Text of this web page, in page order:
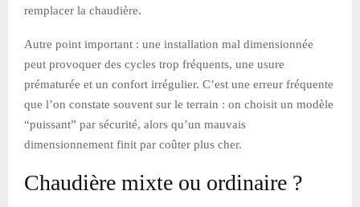
remplacer la chaudière.
Autre point important : une installation mal dimensionnée
peut provoquer des cycles trop fréquents, une usure
prématurée et un confort irrégulier. C’est une erreur fréquente
que l’on constate souvent sur le terrain : on choisit un modèle
“puissant” par sécurité, alors qu’un mauvais
dimensionnement finit par coûter plus cher.
Chaudière mixte ou ordinaire ?